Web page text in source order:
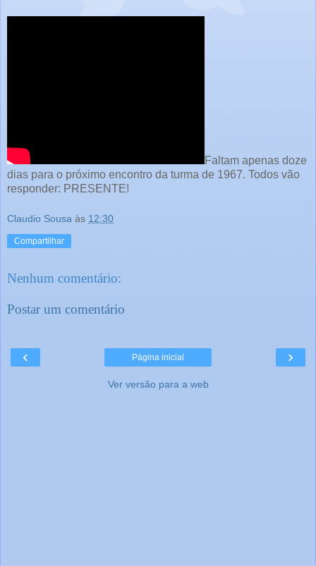
Faltam apenas doze
dias para o próximo encontro da turma de 1967. Todos vão
responder: PRESENTE!
Claudio Sousa às 12:30
Compartilhar
Nenhum comentário:
Postar um comentário
‹ ›
Página inicial
Ver versão para a web